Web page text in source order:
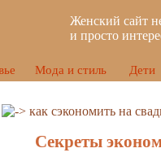
Женский сайт
и просто
Мода и стиль Дети
как сэкономить на
Секреты